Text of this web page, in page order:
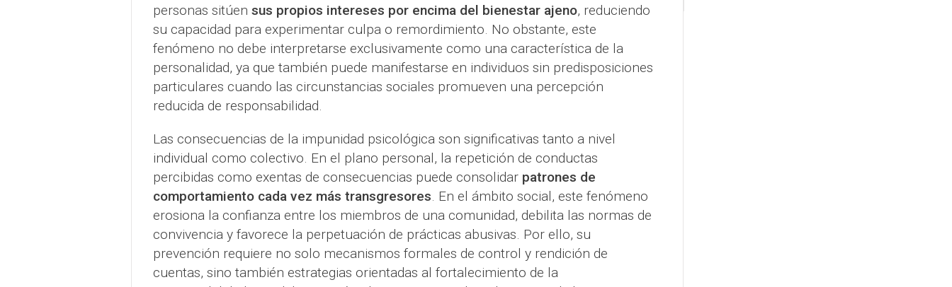
personas sitúen sus propios intereses por encima del bienestar ajeno, reduciendo
su capacidad para experimentar culpa o remordimiento. No obstante, este
fenómeno no debe interpretarse exclusivamente como una característica de la
personalidad, ya que también puede manifestarse en individuos sin predisposiciones
particulares cuando las circunstancias sociales promueven una percepción
reducida de responsabilidad.
Las consecuencias de la impunidad psicológica son significativas tanto a nivel
individual como colectivo. En el plano personal, la repetición de conductas
percibidas como exentas de consecuencias puede consolidar patrones de
comportamiento cada vez más transgresores. En el ámbito social, este fenómeno
erosiona la confianza entre los miembros de una comunidad, debilita las normas de
convivencia y favorece la perpetuación de prácticas abusivas. Por ello, su
prevención requiere no solo mecanismos formales de control y rendición de
cuentas, sino también estrategias orientadas al fortalecimiento de la